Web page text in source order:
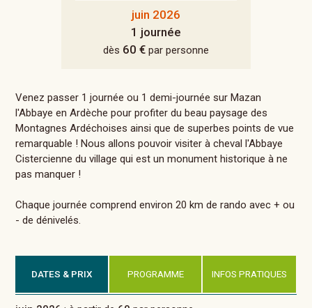
juin 2026
1 journée
dès 60 €par personne
Venez passer 1 journée ou 1 demi-journée sur Mazan
l'Abbaye en Ardèche pour profiter du beau paysage des
Montagnes Ardéchoises ainsi que de superbes points de vue
remarquable ! Nous allons pouvoir visiter à cheval l'Abbaye
Cistercienne du village qui est un monument historique à ne
pas manquer !
Chaque journée comprend environ 20 km de rando avec + ou
- de dénivelés.
DATES & PRIX PROGRAMME INFOS PRATIQUES